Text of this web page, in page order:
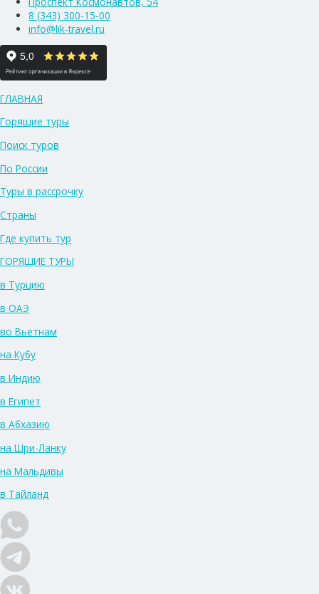
8 (343) 300-15-00
info@lik-travel.ru
ГЛАВНАЯ
Горящие туры
Поиск туров
По России
Туры в рассрочку
Страны
Где купить тур
ГОРЯЩИЕ ТУРЫ
в Турцию
в ОАЭ
во Вьетнам
на Кубу
в Индию
в Египет
в Абхазию
на Шри-Ланку
на Мальдивы
в Тайланд